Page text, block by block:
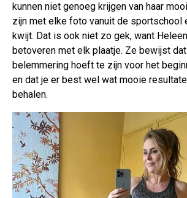
kunnen niet genoeg krijgen van haar
zijn met elke foto vanuit de sportschool
kwijt. Dat is ook niet zo gek, want
betoveren met elk plaatje. Ze bewijst
belemmering hoeft te zijn voor het
en dat je er best wel wat mooie
behalen.